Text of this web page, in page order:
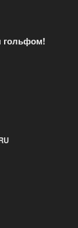
гольфом!